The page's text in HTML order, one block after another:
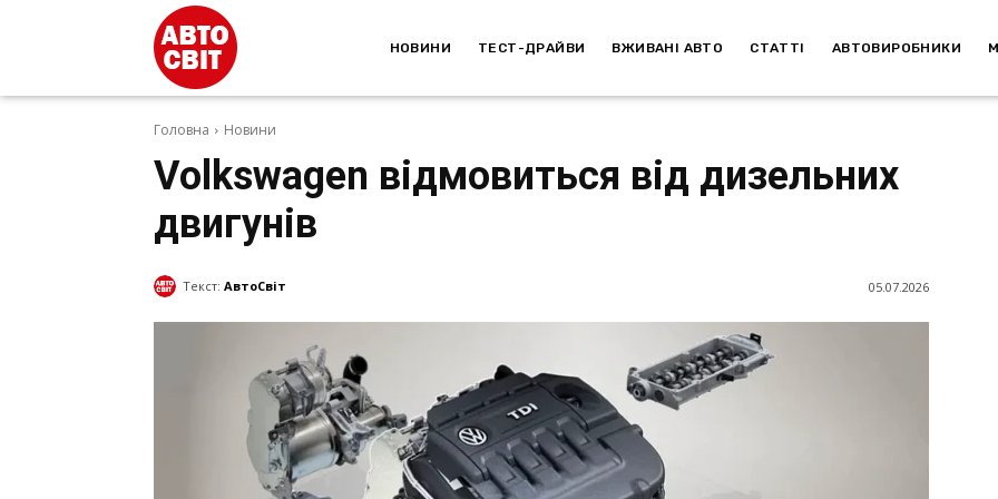
НОВИНИ ТЕСТ-ДРАЙВИ ВЖИВАНІ АВТО СТАТТІ АВТОВИРОБНИКИ
Головна Новини
Volkswagen відмовиться від дизельних
двигунів
Текст: АвтоСвіт 05.07.2026